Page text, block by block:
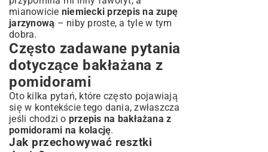
mianowicie niemiecki przepis na zupę
jarzynową – niby proste, a tyle w tym
dobra.
Często zadawane pytania
dotyczące bakłażana z
pomidorami
Oto kilka pytań, które często pojawiają
się w kontekście tego dania, zwłaszcza
jeśli chodzi o przepis na bakłażana z
pomidorami na kolację.
Jak przechowywać resztki